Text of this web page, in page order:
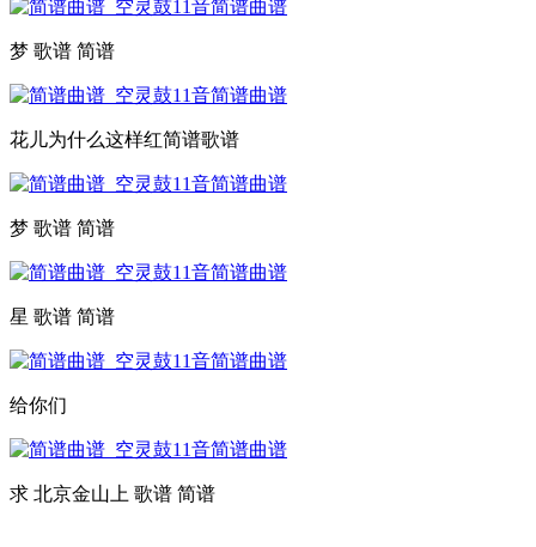
梦 歌谱 简谱
花儿为什么这样红简谱歌谱
梦 歌谱 简谱
星 歌谱 简谱
给你们
求 北京金山上 歌谱 简谱